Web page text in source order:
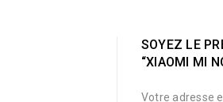
SOYEZ LE
“XIAOMI MI
Votre adresse